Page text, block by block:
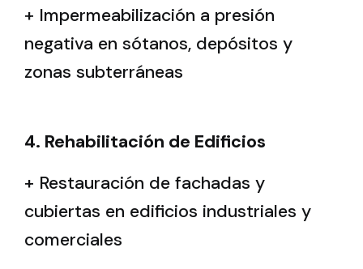
+ Impermeabilización a presión
negativa en sótanos, depósitos y
zonas subterráneas
4. Rehabilitación de Edificios
+ Restauración de fachadas y
cubiertas en edificios industriales y
comerciales